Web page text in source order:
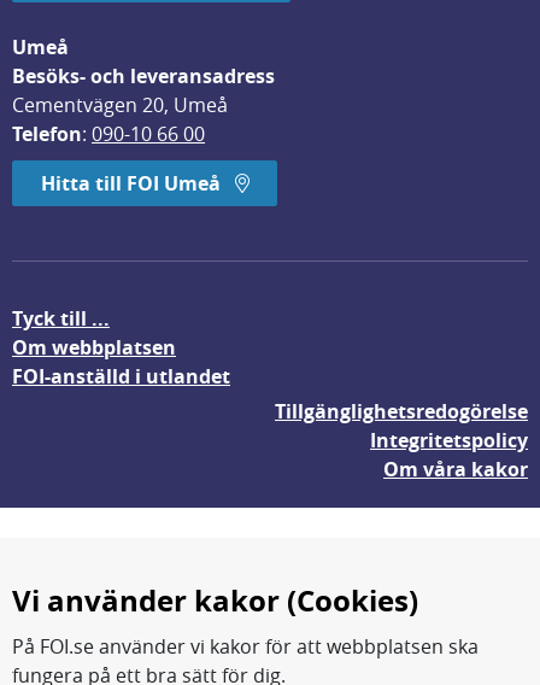
Umeå
Besöks- och leveransadress
Cementvägen 20, Umeå
Telefon: 090-10 66 00
Hitta till FOI Umeå
Tyck till ...
Om webbplatsen
FOI-anställd i utlandet
Tillgänglighetsredogörelse
Integritetspolicy
Om våra kakor
Vi använder kakor (Cookies)
På FOI.se använder vi kakor för att webbplatsen ska
fungera på ett bra sätt för dig.